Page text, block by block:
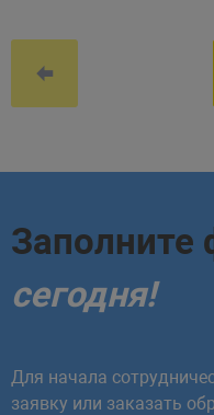
Заполните
сегодня!
Для начала
заявку или заказать